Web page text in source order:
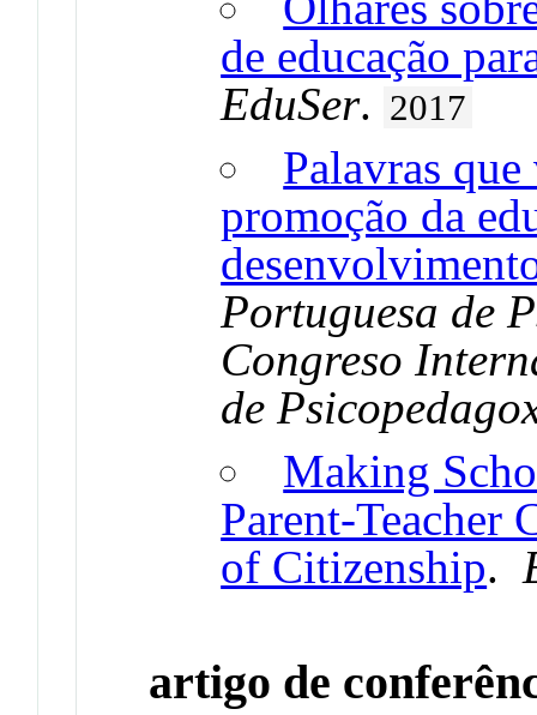
de educação
EduSer. 2017
Palavras
promoção da
Portuguesa de
Congreso
de
Making
Parent-Teacher
of Citizenship.
artigo de